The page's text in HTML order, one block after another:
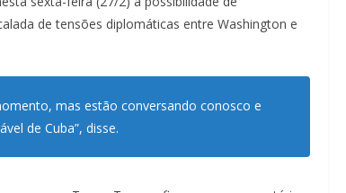
de tensões diplomáticas entre Washington e
mas estão conversando conosco e
de Cuba”, disse.